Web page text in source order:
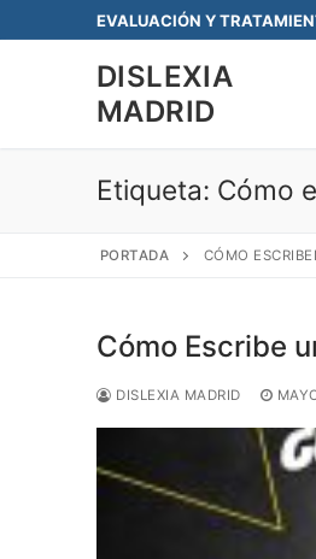
al
EVALUACIÓN Y
DISLEXIA
MADRID
Etiqueta: Cómo
PORTADA CÓMO
Cómo Escribe
DISLEXIA MADRID